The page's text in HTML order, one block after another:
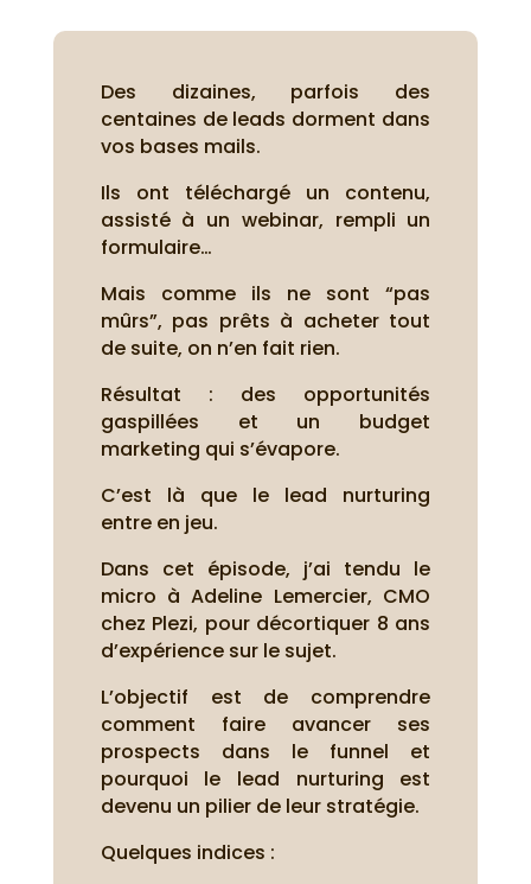
Des dizaines, parfois des
centaines de leads dorment dans
vos bases mails.
Ils ont téléchargé un contenu,
assisté à un webinar, rempli un
formulaire…
Mais comme ils ne sont “pas
mûrs”, pas prêts à acheter tout
de suite, on n’en fait rien.
Résultat : des opportunités
gaspillées et un budget
marketing qui s’évapore.
C’est là que le lead nurturing
entre en jeu.
Dans cet épisode, j’ai tendu le
micro à Adeline Lemercier, CMO
chez Plezi, pour décortiquer 8 ans
d’expérience sur le sujet.
L’objectif est de comprendre
comment faire avancer ses
prospects dans le funnel et
pourquoi le lead nurturing est
devenu un pilier de leur stratégie.
Quelques indices :